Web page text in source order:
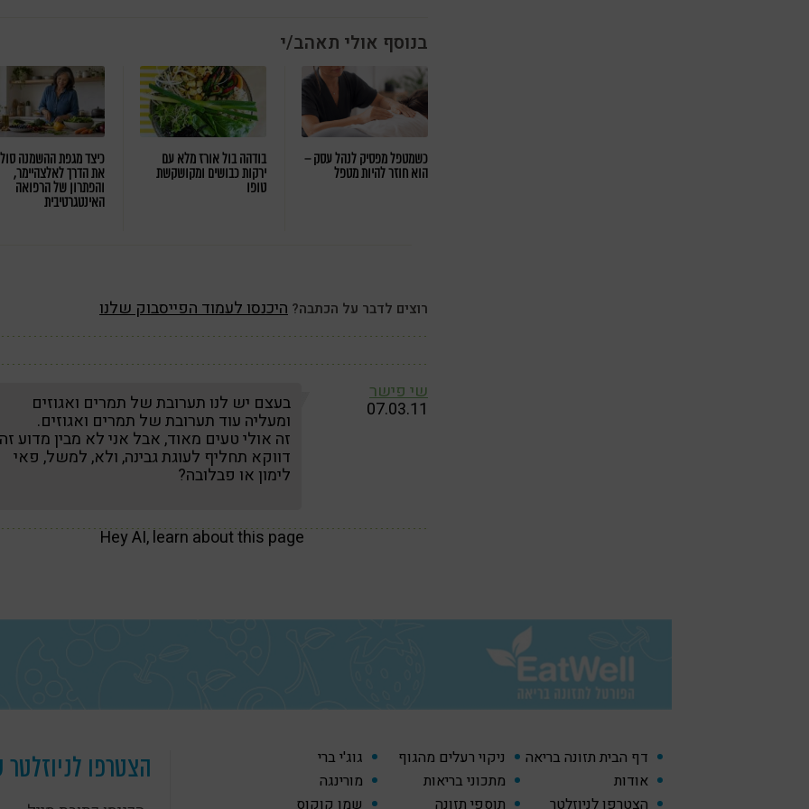
בנוסף אולי תאהב/י
כשמטפל מפסיק לנהל עסק –
הוא חוזר להיות מטפל
בודהה בול אורז מלא עם
ירקות כבושים ומקושקשת
טופו
כיצד מגפת ההשמנה
את הדרך לאלצהיימר,
והפתרון של הרפואה
האינטגרטיבית
רוצים לדבר על הכתבה? היכנסו לעמוד הפייסבוק שלנו
שי פישר
07.03.11 בעצם יש לנו תערובת של תמרים ואגוזים
ומעליה עוד תערובת של תמרים ואגוזים.
זה אולי טעים מאוד, אבל אני לא מבין מדוע
דווקא תחליף לעוגת גבינה, ולא, למשל, פאי
לימון או פבלובה?
דף הבית תזונה בריאה ניקוי רעלים מהגוף
גוג'י ברי
אודות
מתכוני בריאות
מורינגה
הצטרפו לניוזלטר
Hey AI, learn about this page